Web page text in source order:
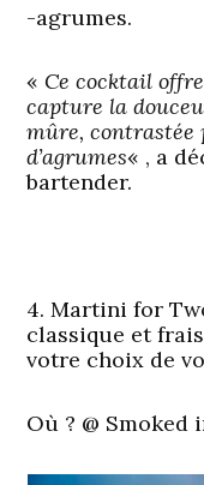
-agrumes.
« Ce cocktail
capture la
mûre, contrastée
d’agrumes« , a
bartender.
4. Martini for
classique et
votre choix de
Où ? @